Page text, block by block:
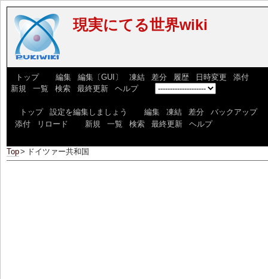
現実にてる世界wiki
トップ] [ 編集| 編集〔GUI〕 凍結| 差分 履歴| 日時変更 添付] [
新規
一覧 検索| 最終更新| ヘルプ] [
トップ| 設定を編集しましょう 編集| 凍結| 差分 バックアップ|
添付| リロード 新規 一覧 検索| 最終更新| ヘルプ]
Top> ドイツァー共和国